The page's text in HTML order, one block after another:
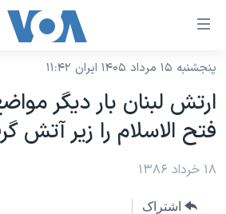
لینکهای
دسترسی
جهش
محتوای
اصلی
نسخه سبک وب‌سایت
موضوع ها
ایران
آمریکا
برنامه های تلویزیونی
جدول برنامه ها
پنجشنبه ۱۵ مرداد ۱۴۰۵ ایران ۱۱:۴۲
ارتش لبنان بار ديگر
فتح الاسلام را زير آتش
۱۸ خرداد ۱۳۸۶
اشتراک